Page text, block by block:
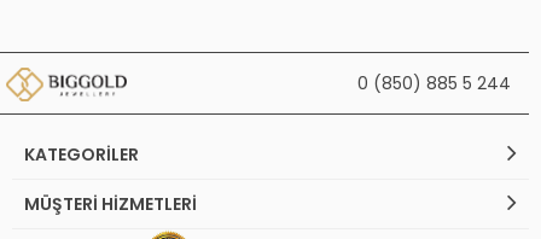
0 (850) 885 5 244
KATEGORILER
MÜŞTERI HIZMETLERI